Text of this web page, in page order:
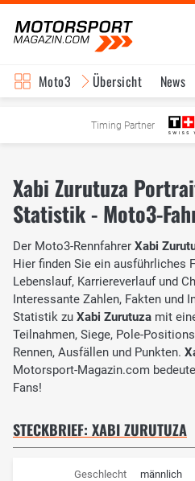
Moto3 Übersicht News
Timing Partner
Xabi Zurutuza
Statistik - Moto3-
Der Moto3-Rennfahrer Xabi
Hier finden Sie ein ausführliches
Lebenslauf, Karriereverlauf und
Interessante Zahlen, Fakten und
Statistik zu Xabi Zurutuza mit
Teilnahmen, Siege, Pole-
Rennen, Ausfällen und Punkten.
Motorsport-Magazin.com
Fans!
STECKBRIEF: XABI ZURUTUZA
Geschlecht männlich